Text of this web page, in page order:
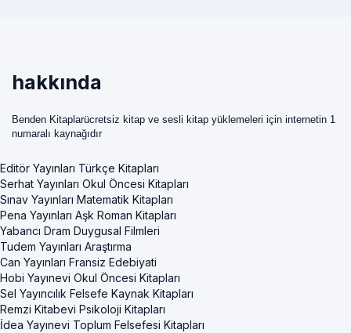
hakkında
Benden Kitaplarücretsiz kitap ve sesli kitap yüklemeleri için internetin 1
numaralı kaynağıdır
Editör Yayınları Türkçe Kitapları
Serhat Yayınları Okul Öncesi Kitapları
Sınav Yayınları Matematik Kitapları
Pena Yayınları Aşk Roman Kitapları
Yabancı Dram Duygusal Filmleri
Tudem Yayınları Araştırma
Can Yayınları Fransiz Edebiyati
Hobi Yayınevi Okul Öncesi Kitapları
Sel Yayıncılık Felsefe Kaynak Kitapları
Remzi Kitabevi Psikoloji Kitapları
İdea Yayınevi Toplum Felsefesi Kitapları